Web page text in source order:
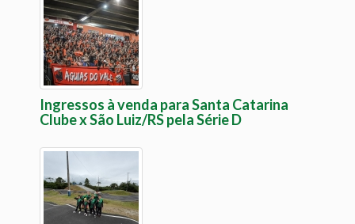
Ingressos à venda para Santa Catarina
Clube x São Luiz/RS pela Série D